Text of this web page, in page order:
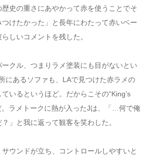
史の重さにあやかって赤を使うことでそ
けたかった」と長年にわたって赤いベー
しいコメントを残した。
クル、つまりラメ塗装にも目がないとい
にあるソファも、LAで見つけた赤ラメの
いるというほど。だからこその“King’s
。ラメトークに熱が入ったJは、「…何で俺
」と我に返って観客を笑わした。
ウンドが立ち、コントロールしやすいと